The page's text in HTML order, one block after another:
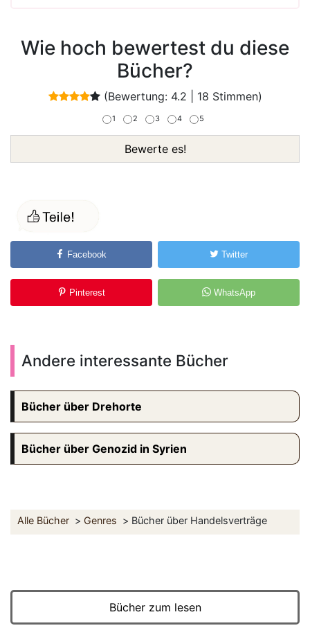
Wie hoch bewertest du diese
Bücher?
(Bewertung: 4.2 18 Stimmen)
1 2 3 4 5
Bewerte es!
Facebook Twitter
Pinterest WhatsApp
Andere interessante Bücher
Bücher über Drehorte
Bücher über Genozid in Syrien
Alle Bücher Genres Bücher über Handelsverträge
Bücher zum lesen